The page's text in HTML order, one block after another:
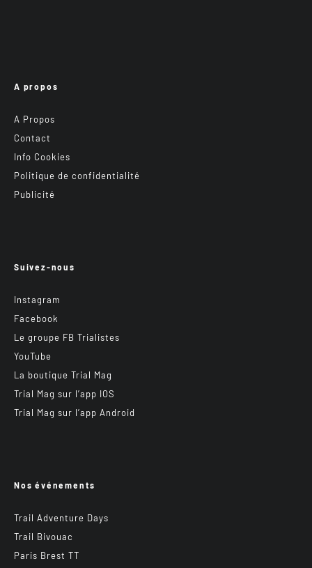
A propos
A Propos
Contact
Info Cookies
Politique de confidentialité
Publicité
Suivez-nous
Instagram
Facebook
Le groupe FB Trialistes
YouTube
La boutique Trial Mag
Trial Mag sur l’app IOS
Trial Mag sur l’app Android
Nos événements
Trail Adventure Days
Trail Bivouac
Paris Brest TT